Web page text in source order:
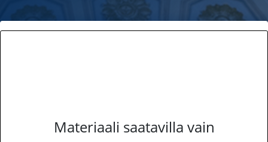
Materiaali saatavilla vain